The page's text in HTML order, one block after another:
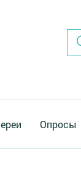
Опросы